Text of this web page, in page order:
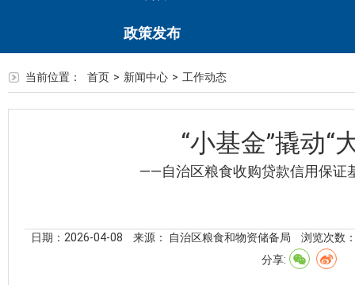
政策发布
当前位置： 首页 > 新闻中心 > 工作动态
“小基金”撬动“
——自治区粮食收购贷款信用保证
日期：2026-04-08 来源： 自治区粮食和物资储备局
浏览次数
分享: